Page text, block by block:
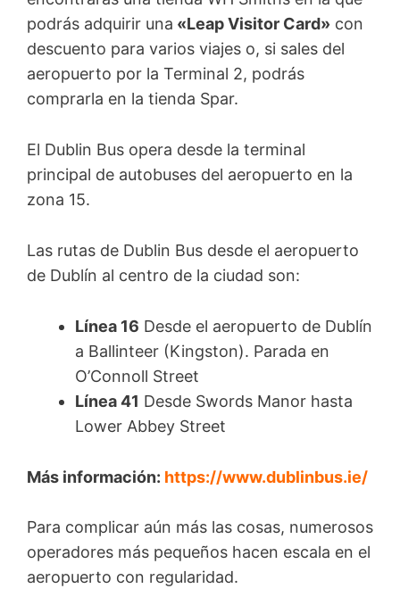
podrás adquirir una «Leap Visitor Card» con
descuento para varios viajes o, si sales del
aeropuerto por la Terminal 2, podrás
comprarla en la tienda Spar.
El Dublin Bus opera desde la terminal
principal de autobuses del aeropuerto en la
zona 15.
Las rutas de Dublin Bus desde el aeropuerto
de Dublín al centro de la ciudad son:
Línea 16 Desde el aeropuerto de Dublín
a Ballinteer (Kingston). Parada en
O’Connoll Street
Línea 41 Desde Swords Manor hasta
Lower Abbey Street
Más información: https://www.dublinbus.ie/
Para complicar aún más las cosas, numerosos
operadores más pequeños hacen escala en el
aeropuerto con regularidad.